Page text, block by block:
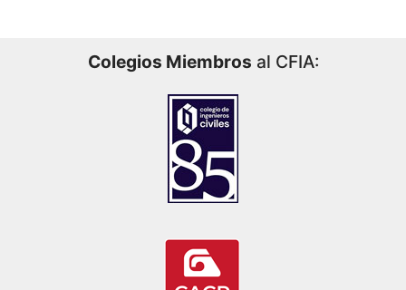
Colegios Miembros al CFIA: